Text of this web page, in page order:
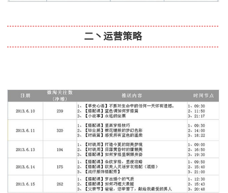
二丶运营策略